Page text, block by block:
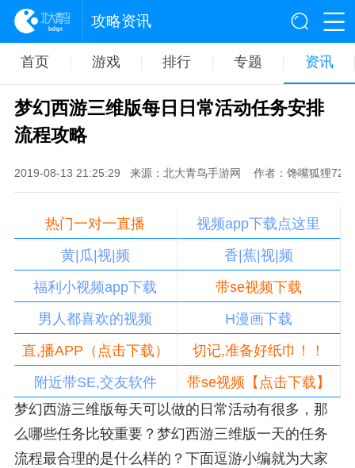
攻略资讯
首页 游戏 排行 专题 资讯
梦幻西游三维版每日日常活动任务安排
流程攻略
2019-08-13 21:25:29 来源：北大青鸟手游网 作者：馋嘴狐狸721
热门一对一直播
视频app下载点这里
黄|瓜|视|频
香|蕉|视|频
福利小视频app下载
带se视频下载
男人都喜欢的视频
H漫画下载
直,播APP（点击下载）
切记,准备好纸巾！！
附近带SE,交友软件
带se视频【点击下载】
梦幻西游三维版每天可以做的日常活动有很多，那
么哪些任务比较重要？梦幻西游三维版一天的任务
流程最合理的是什么样的？下面逗游小编就为大家